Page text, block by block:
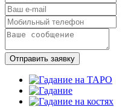
Отправить заявку